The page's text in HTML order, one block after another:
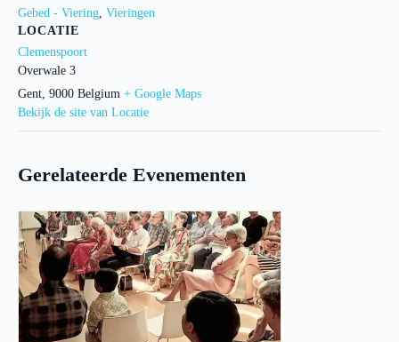
Gebed - Viering Vieringen
LOCATIE
Clemenspoort
Overwale 3
Gent 9000 Belgium + Google Maps
Bekijk de site van Locatie
Gerelateerde Evenementen